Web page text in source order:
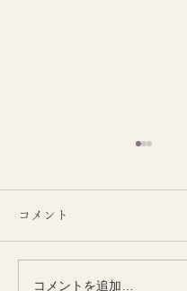
コメント
コメントを追加…